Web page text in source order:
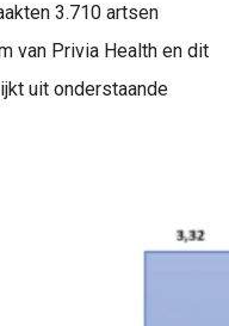
3.710 artsen
van Privia Health en dit
uit onderstaande